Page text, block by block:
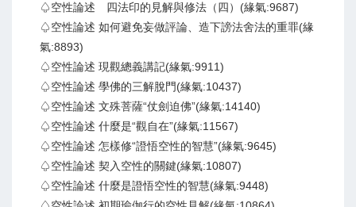
♤空性論述 四法印的見解與修法（四）(緣氣:9687)
♤空性論述 如何避免妄做評論、造下謗法舍法的重罪(緣
氣:8893)
♤空性論述 現觀總義講記(緣氣:9911)
♤空性論述 學佛的三解脫門(緣氣:10437)
♤空性論述 文殊菩薩“仗劍迫佛”(緣氣:14140)
♤空性論述 什麼是“觀自在”(緣氣:11567)
♤空性論述 怎樣修“證悟空性的智慧”(緣氣:9645)
♤空性論述 契入空性的關鍵(緣氣:10807)
♤空性論述 什麼是證悟空性的智慧(緣氣:9448)